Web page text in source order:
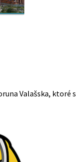
Valašska, ktoré